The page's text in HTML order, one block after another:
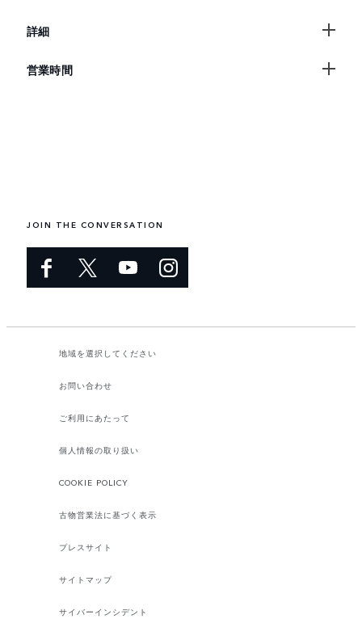
詳細
営業時間
JOIN THE CONVERSATION
地域を選択してください​
お問い合わせ
ご利用にあたって
個人情報の取り扱い
COOKIE POLICY
古物営業法に基づく表示
プレスサイト
サイトマップ
サイバーインシデント